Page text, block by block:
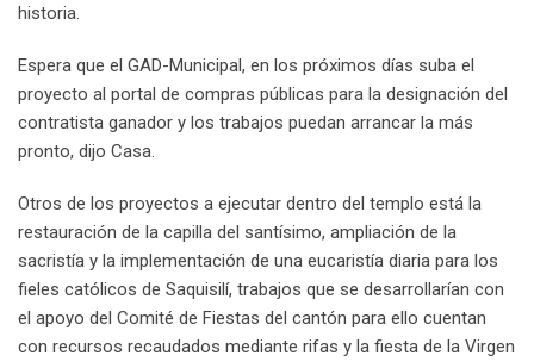
historia.
Espera que el GAD-Municipal, en los próximos días suba el
proyecto al portal de compras públicas para la designación del
contratista ganador y los trabajos puedan arrancar la más
pronto, dijo Casa.
Otros de los proyectos a ejecutar dentro del templo está la
restauración de la capilla del santísimo, ampliación de la
sacristía y la implementación de una eucaristía diaria para los
fieles católicos de Saquisilí, trabajos que se desarrollarían con
el apoyo del Comité de Fiestas del cantón para ello cuentan
con recursos recaudados mediante rifas y la fiesta de la Virgen